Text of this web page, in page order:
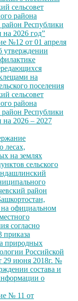
сельсовет
района
район Республики
на 2026 год”
№12 от 01 апреля
утверждении
на
поселения
сельсовет
района
район Республики
на 2026 – 2027
лесах,
на землях
сельского
район
официальном
согласно
приказа
природных
Российской
29 июня 2018г. №
состава и
о
№ 11 от